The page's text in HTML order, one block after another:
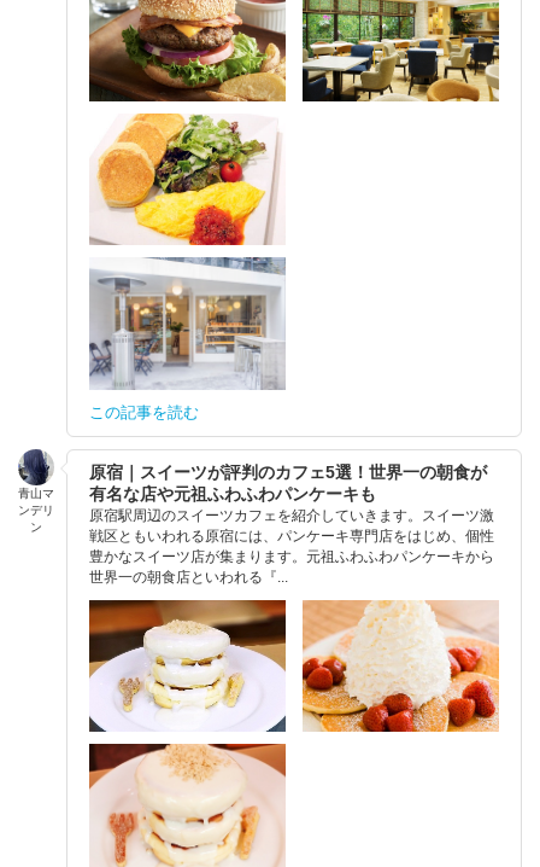
この記事を読む
青山マ
ンデリ
ン
原宿｜スイーツが評判のカフェ5選！世界一の朝食が
有名な店や元祖ふわふわパンケーキも
原宿駅周辺のスイーツカフェを紹介していきます。スイーツ激
戦区ともいわれる原宿には、パンケーキ専門店をはじめ、個性
豊かなスイーツ店が集まります。元祖ふわふわパンケーキから
世界一の朝食店といわれる『...